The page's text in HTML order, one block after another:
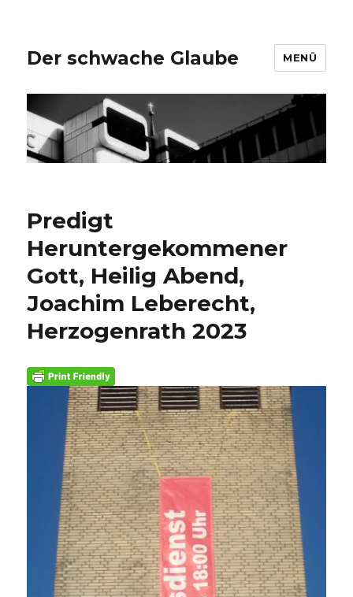
Der schwache Glaube MENÜ
Predigt
Heruntergekommener
Gott, Heilig Abend,
Joachim Leberecht,
Herzogenrath 2023